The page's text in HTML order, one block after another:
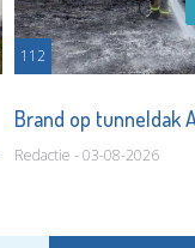
112
Brand op tunneldak
Redactie - 03-08-2026